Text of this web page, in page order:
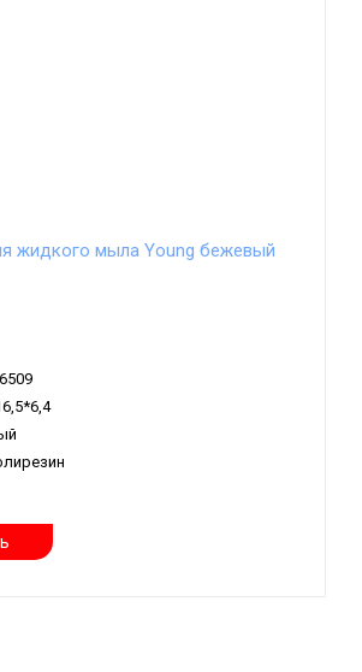
жидкого мыла Young бежевый